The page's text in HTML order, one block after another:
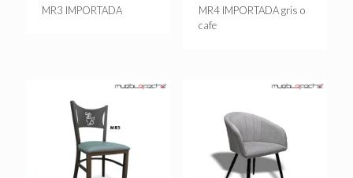
MR3 IMPORTADA
MR4 IMPORTADA gris o
cafe